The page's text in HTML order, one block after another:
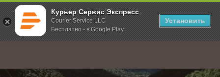
Курьер Сервис Экспресс
Courier Service LLC
Бесплатно - в Google Play
Установить
; Главная О компании Новости Logistics.ru: Логистический